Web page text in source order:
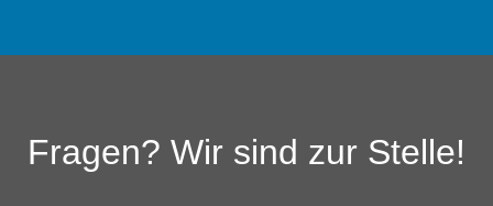
Fragen? Wir sind zur Stelle!